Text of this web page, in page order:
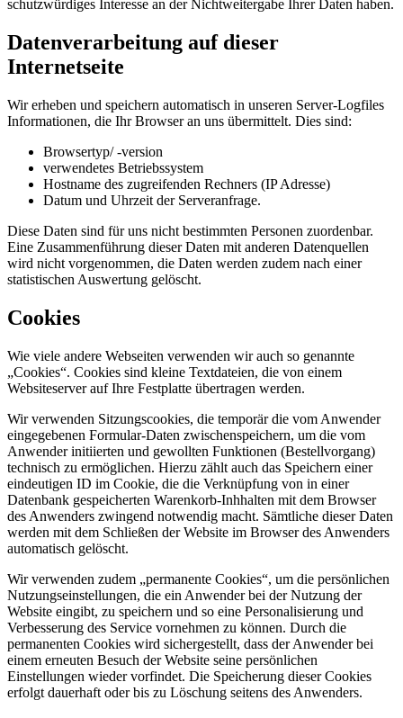
schutzwürdiges Interesse an der Nichtweitergabe Ihrer Daten haben.
Datenverarbeitung auf dieser
Internetseite
Wir erheben und speichern automatisch in unseren Server-Logfiles
Informationen, die Ihr Browser an uns übermittelt. Dies sind:
Browsertyp/ -version
verwendetes Betriebssystem
Hostname des zugreifenden Rechners (IP Adresse)
Datum und Uhrzeit der Serveranfrage.
Diese Daten sind für uns nicht bestimmten Personen zuordenbar.
Eine Zusammenführung dieser Daten mit anderen Datenquellen
wird nicht vorgenommen, die Daten werden zudem nach einer
statistischen Auswertung gelöscht.
Cookies
Wie viele andere Webseiten verwenden wir auch so genannte
„Cookies“. Cookies sind kleine Textdateien, die von einem
Websiteserver auf Ihre Festplatte übertragen werden.
Wir verwenden Sitzungscookies, die temporär die vom Anwender
eingegebenen Formular-Daten zwischenspeichern, um die vom
Anwender initiierten und gewollten Funktionen (Bestellvorgang)
technisch zu ermöglichen. Hierzu zählt auch das Speichern einer
eindeutigen ID im Cookie, die die Verknüpfung von in einer
Datenbank gespeicherten Warenkorb-Inhhalten mit dem Browser
des Anwenders zwingend notwendig macht. Sämtliche dieser Daten
werden mit dem Schließen der Website im Browser des Anwenders
automatisch gelöscht.
Wir verwenden zudem „permanente Cookies“, um die persönlichen
Nutzungseinstellungen, die ein Anwender bei der Nutzung der
Website eingibt, zu speichern und so eine Personalisierung und
Verbesserung des Service vornehmen zu können. Durch die
permanenten Cookies wird sichergestellt, dass der Anwender bei
einem erneuten Besuch der Website seine persönlichen
Einstellungen wieder vorfindet. Die Speicherung dieser Cookies
erfolgt dauerhaft oder bis zu Löschung seitens des Anwenders.